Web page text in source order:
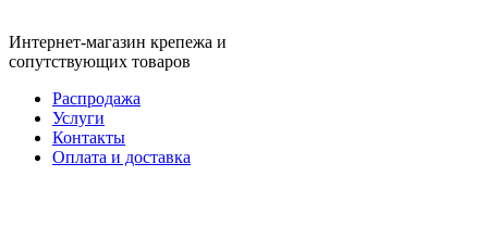
Интернет-магазин крепежа и
сопутствующих товаров
Распродажа
Услуги
Контакты
Оплата и доставка